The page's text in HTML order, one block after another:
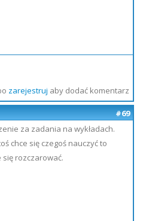
zarejestruj aby dodać komentarz
#69
za zadania na wykładach.
chce się czegoś nauczyć to
się rozczarować.